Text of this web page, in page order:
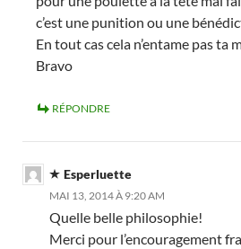
c’est une punition ou une
En tout cas cela n’entame pas ta
Bravo
RÉPONDRE
Esperluette
MAI 13, 2014 À 9:20 AM
Quelle belle philosophie!
Merci pour l’encouragement